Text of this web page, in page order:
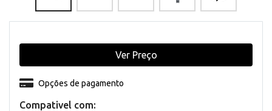
Compativel com:
Opções de pagamento
Ver Preço